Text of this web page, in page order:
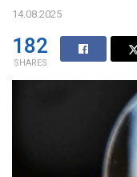
14.08.2025
182
SHARES